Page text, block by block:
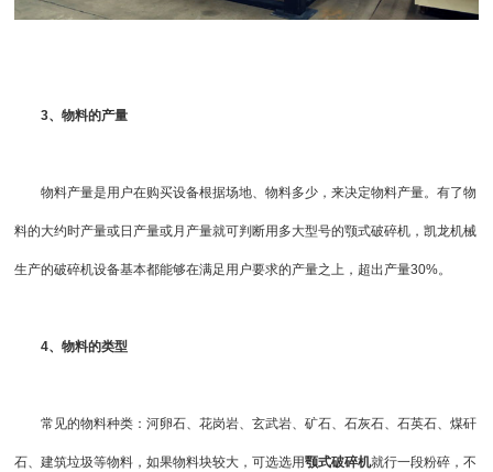
3、物料的产量
物料产量是用户在购买设备根据场地、物料多少，来决定物料产量。有了物
料的大约时产量或日产量或月产量就可判断用多大型号的颚式破碎机，凯龙机械
生产的破碎机设备基本都能够在满足用户要求的产量之上，超出产量30%。
4、物料的类型
常见的物料种类：河卵石、花岗岩、玄武岩、矿石、石灰石、石英石、煤矸
石、建筑垃圾等物料，如果物料块较大，可选选用颚式破碎机就行一段粉碎，不